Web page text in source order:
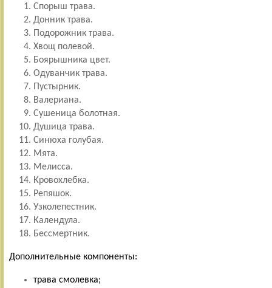
Спорыш трава.
Донник трава.
Подорожник трава.
Хвощ полевой.
Боярышника цвет.
Одуванчик трава.
Пустырник.
Валериана.
Сушеница болотная.
Душица трава.
Синюха голубая.
Мята.
Мелисса.
Кровохлебка.
Репяшок.
Узколепестник.
Календула.
Бессмертник.
Дополнительные компоненты:
трава смолевка;